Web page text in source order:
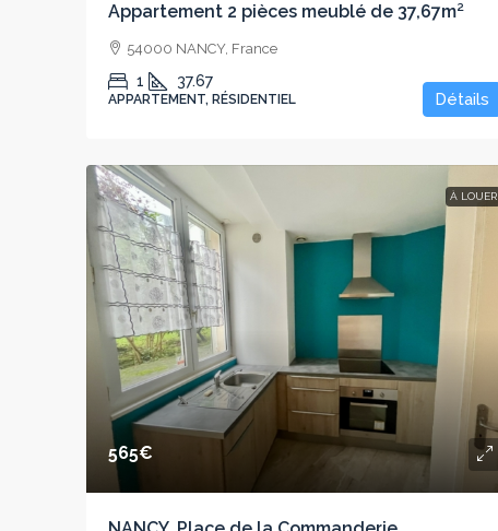
Appartement 2 pièces meublé de 37,67m²
54000 NANCY, France
1 37.67
APPARTEMENT, RÉSIDENTIEL Détails
À LOUER
565€